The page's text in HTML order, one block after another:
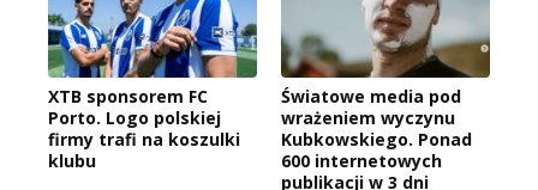
XTB sponsorem FC
Porto. Logo polskiej
firmy trafi na koszulki
klubu
Światowe media pod
wrażeniem wyczynu
Kubkowskiego. Ponad
600 internetowych
publikacji w 3 dni